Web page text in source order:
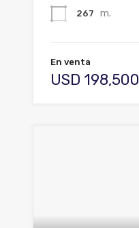
267 m.
En venta
USD 198,500